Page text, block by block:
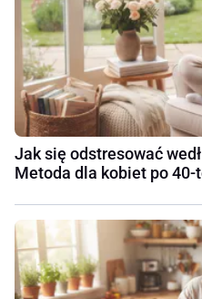
Jak się odstresować
Metoda dla kobiet po 40-